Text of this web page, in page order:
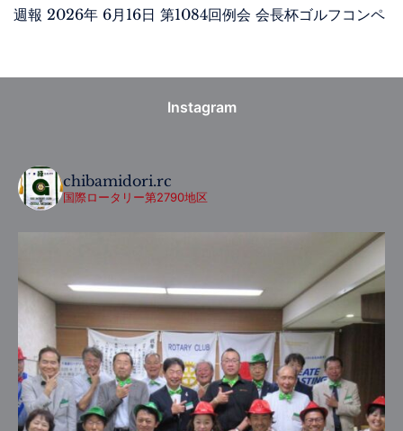
週報 2026年 6月16日 第1084回例会 会長杯ゴルフコンペ
Instagram
chibamidori.rc
国際ロータリー第2790地区